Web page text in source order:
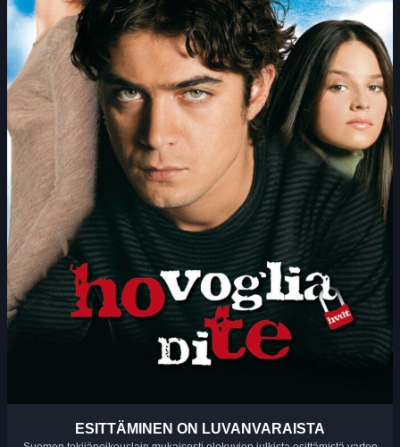
ESITTÄMINEN ON LUVANVARAISTA